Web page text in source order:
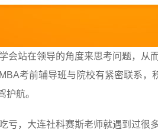
会站在领导的角度来思考问题，从
考前辅导班与院校有紧密联系
航。
，大连社科赛斯老师就遇到过很